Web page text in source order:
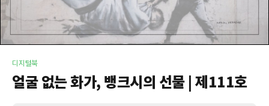
디지털북
얼굴 없는 화가, 뱅크시의 선물 | 제111호